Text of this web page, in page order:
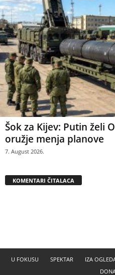
Šok za Kijev: Putin želi
oružje menja planove
7. August 2026.
KOMENTARI ČITALACA
U FOKUSU SPEKTAR IZA